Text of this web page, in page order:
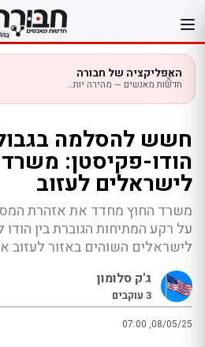
לתוכן
האפליקציה של חבורה
חדשות מאנשים — מהירה יותר בנייד
חשש להסלמה
הודו-פקיסטן:
לישראלים לעזוב
משרד החוץ מחדד את אזהרת
על רקע המתיחות הגוברת בין הודו
לישראלים השוהים באזור לעזוב
ג'ק סלומון
3 עוקבים
07:00 ,08/05/25